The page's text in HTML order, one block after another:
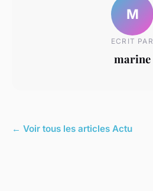
M
ECRIT PAR
marine
← Voir tous les articles Actu